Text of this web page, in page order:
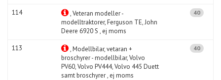
114
, Veteran modeller -
modelltraktorer, Ferguson TE, John
Deere 6920 S , ej moms
40
113
, Modellbilar, vetaran +
broschyrer - modellbilar, Volvo
PV60, Volvo PV444, Volvo 445 Duett
samt broschyrer , ej moms
40